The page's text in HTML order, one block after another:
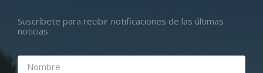
Suscríbete para recibir notificaciones de las últimas
noticias